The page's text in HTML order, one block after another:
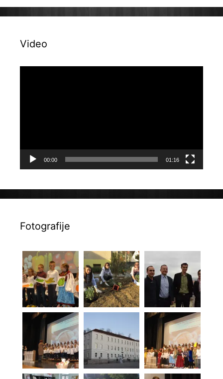
Video
00:00 01:16
Fotografije